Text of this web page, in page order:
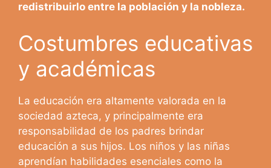
redistribuirlo entre la población y la nobleza.
Costumbres educativas
y académicas
La educación era altamente valorada en la
sociedad azteca, y principalmente era
responsabilidad de los padres brindar
educación a sus hijos. Los niños y las niñas
aprendían habilidades esenciales como la